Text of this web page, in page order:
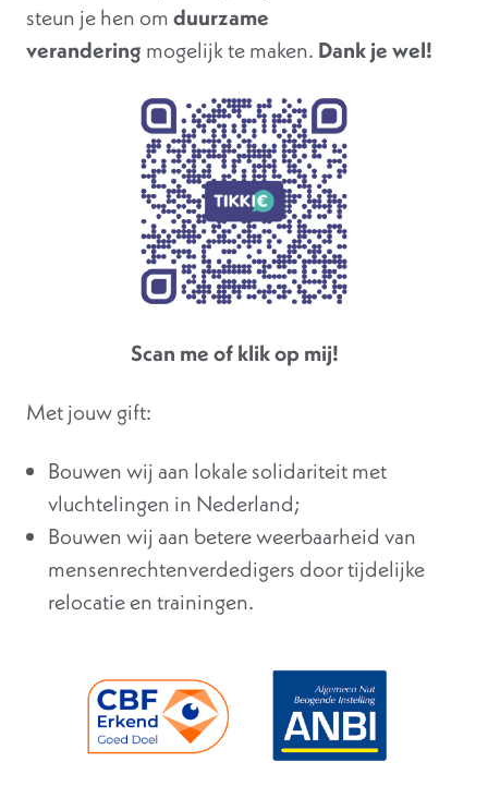
steun je hen omduurzame
verandering mogelijk te maken. Dank je wel!
Scan me of klik op mij!
Met jouw gift:
Bouwen wij aan lokale solidariteit met
vluchtelingen in Nederland;
Bouwen wij aan betere weerbaarheid van
mensenrechtenverdedigers door tijdelijke
relocatie en trainingen.